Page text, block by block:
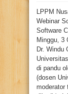
LPPM
Webinar
Software
Minggu, 3
Dr. Windu
di pandu
(dosen
moderator